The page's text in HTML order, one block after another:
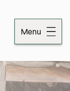
Menu